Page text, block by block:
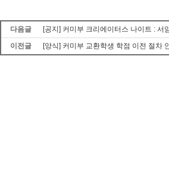
다음글
[공지] 커미부 크리에이터스 나이트 : 서
이전글
[양식] 커미부 교환학생 학점 이전 절차